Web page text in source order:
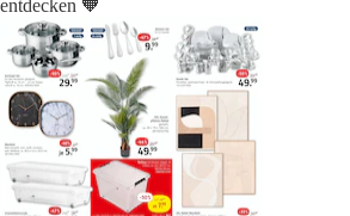
entdecken 🧡